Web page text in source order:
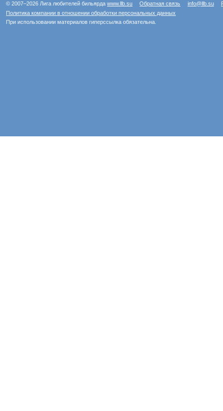
© 2007–2026 Лига любителей бильярдаwww.llb.su Обратная связь info@llb.su
Политика компании в отношении обработки персональных данных
При использовании материалов гиперссылка обязательна.